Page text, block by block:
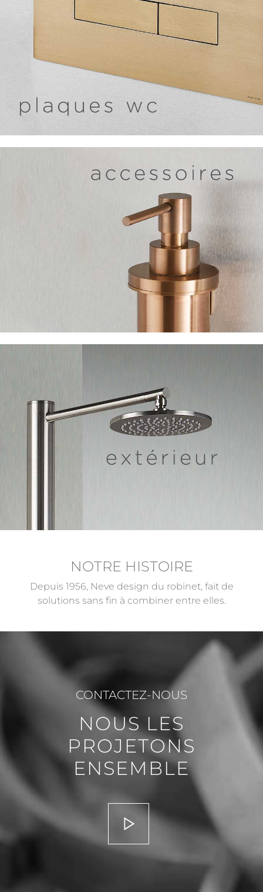
NOTRE HISTOIRE
Depuis 1956, Neve design du robinet, fait de
solutions sans fin à combiner entre elles.
CONTACTEZ-NOUS
NOUS LES
PROJETONS
ENSEMBLE